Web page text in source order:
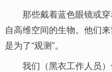
那些戴着蓝色眼镜或
自高维空间的生物。他们
是为了“观测”。
我们（黑衣工作人员